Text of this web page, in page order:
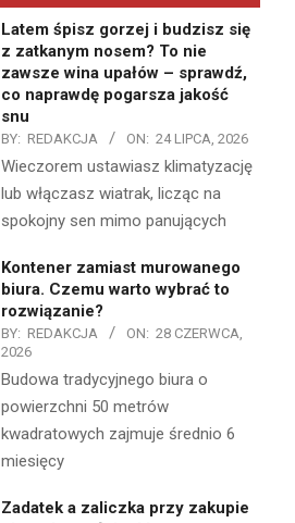
Latem śpisz gorzej i budzisz się
z zatkanym nosem? To nie
zawsze wina upałów – sprawdź,
co naprawdę pogarsza jakość
snu
BY: REDAKCJA ON: 24 LIPCA, 2026
Wieczorem ustawiasz klimatyzację
lub włączasz wiatrak, licząc na
spokojny sen mimo panujących
Kontener zamiast murowanego
biura. Czemu warto wybrać to
rozwiązanie?
BY: REDAKCJA ON: 28 CZERWCA,
2026
Budowa tradycyjnego biura o
powierzchni 50 metrów
kwadratowych zajmuje średnio 6
miesięcy
Zadatek a zaliczka przy zakupie